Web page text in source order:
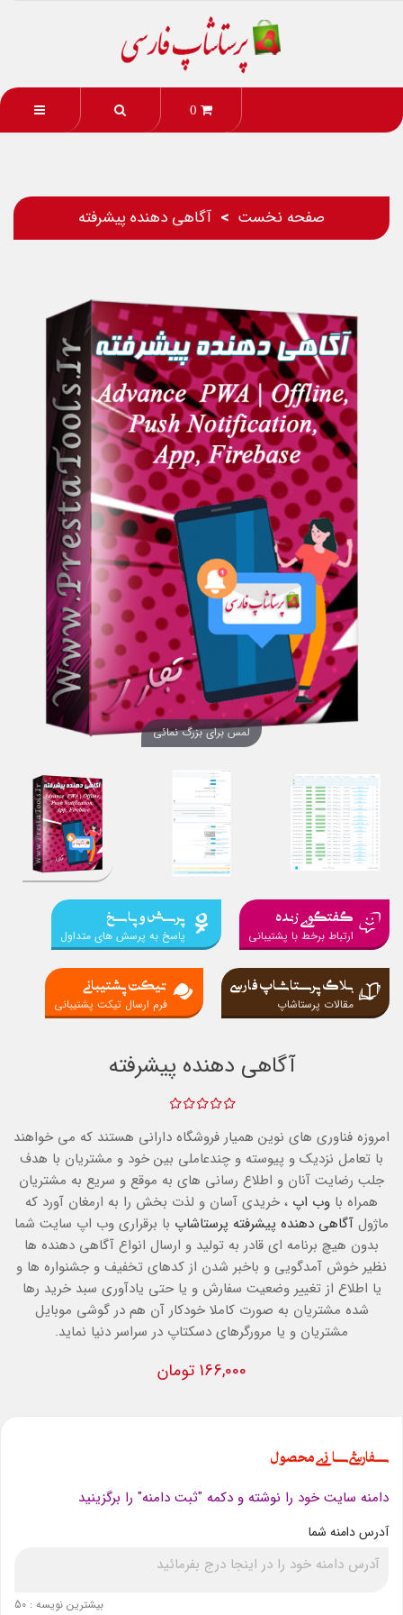
0
صفحه نخست آگاهی دهنده پیشرفته
لمس برای بزرگ نمائی
گفتگوی زنده
ارتباط برخط با پشتیبانی
پرسش و پاسخ
پاسخ به پرسش های متداول
بلاگ پرستاشاپ فارسی
مقالات پرستاشاپ
تیکت پشتیبانی
فرم ارسال تیکت پشتیبانی
آگاهی دهنده پیشرفته
امروزه فناوری های نوین همیار فروشگاه دارانی هستند که می خواهند
با تعامل نزدیک و پیوسته و چندعاملی بین خود و مشتریان با هدف
جلب رضایت آنان و اطلاع رسانی های به موقع و سریع به مشتریان
همراه با وب اپ ، خریدی آسان و لذت بخش را به ارمغان آورد که
ماژول آگاهی دهنده پیشرفته پرستاشاپ با برقراری وب اپ سایت شما
بدون هیچ برنامه ای قادر به تولید و ارسال انواع آگاهی دهنده ها
نظیر خوش آمدگویی و باخبر شدن از کدهای تخفیف و جشنواره ها و
یا اطلاع از تغییر وضعیت سفارش و یا حتی یادآوری سبد خرید رها
شده مشتریان به صورت کاملا خودکار آن هم در گوشی موبایل
مشتریان و یا مرورگرهای دسکتاپ در سراسر دنیا نماید.
166,000 تومان
سفارشی سازی محصول
دامنه سایت خود را نوشته و دکمه "ثبت دامنه" را برگزینید
آدرس دامنه شما
بیشترین نویسه : 50